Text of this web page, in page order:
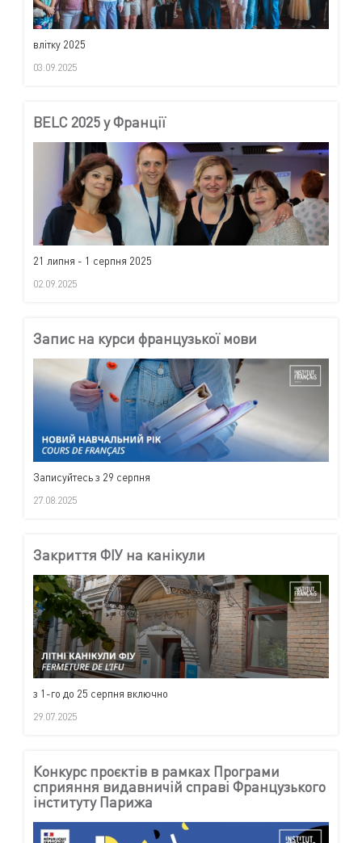
влітку 2025
03.09.2025
BELC 2025 у Франції
21 липня - 1 серпня 2025
02.09.2025
Запис на курси французької мови
Записуйтесь з 29 серпня
27.08.2025
Закриття ФІУ на канікули
з 1-го до 25 серпня включно
29.07.2025
Конкурс проєктів в рамках Програми
сприяння видавничій справі Французького
інституту Парижа